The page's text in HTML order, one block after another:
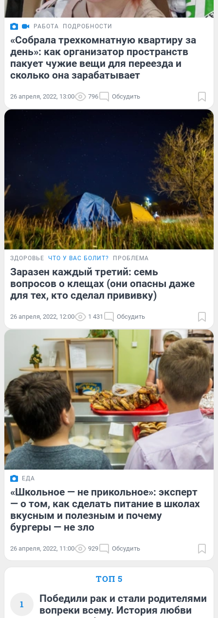
РАБОТА ПОДРОБНОСТИ
«Собрала трехкомнатную квартиру за
день»: как организатор пространств
пакует чужие вещи для переезда и
сколько она зарабатывает
26 апреля, 2022, 13:00 796 Обсудить
ЗДОРОВЬЕ ЧТО У ВАС БОЛИТ? ПРОБЛЕМА
Заразен каждый третий: семь
вопросов о клещах (они опасны даже
для тех, кто сделал прививку)
26 апреля, 2022, 12:00 1 431 Обсудить
ЕДА
«Школьное — не прикольное»: эксперт
— о том, как сделать питание в школах
вкусным и полезным и почему
бургеры — не зло
26 апреля, 2022, 11:00 929 Обсудить
ТОП 5
1
Победили рак и стали родителями
вопреки всему. История любви